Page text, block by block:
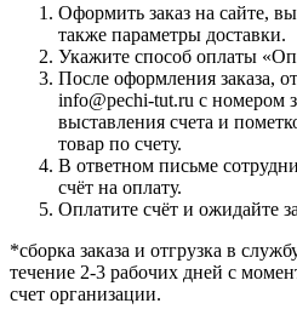
Оформить заказ на сайте,
также параметры доставки.
Укажите способ оплаты
После оформления заказа,
info@pechi-tut.ru с номером
выставления счета и
товар по счету.
В ответном письме
счёт на оплату.
Оплатите счёт и ожидайте
*сборка заказа и отгрузка в
течение 2-3 рабочих дней с
счет организации.